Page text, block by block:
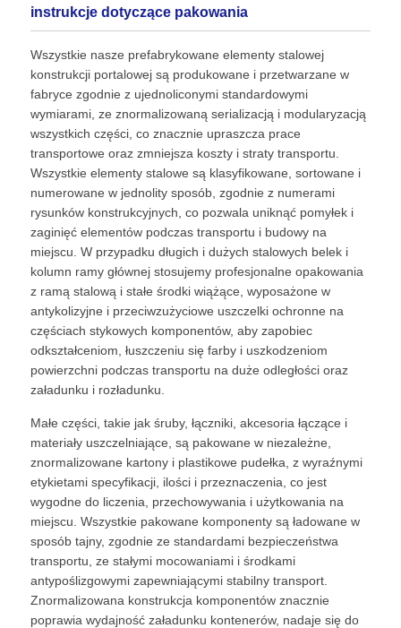
instrukcje dotyczące pakowania
Wszystkie nasze prefabrykowane elementy stalowej
konstrukcji portalowej są produkowane i przetwarzane w
fabryce zgodnie z ujednoliconymi standardowymi
wymiarami, ze znormalizowaną serializacją i modularyzacją
wszystkich części, co znacznie upraszcza prace
transportowe oraz zmniejsza koszty i straty transportu.
Wszystkie elementy stalowe są klasyfikowane, sortowane i
numerowane w jednolity sposób, zgodnie z numerami
rysunków konstrukcyjnych, co pozwala uniknąć pomyłek i
zaginięć elementów podczas transportu i budowy na
miejscu. W przypadku długich i dużych stalowych belek i
kolumn ramy głównej stosujemy profesjonalne opakowania
z ramą stalową i stałe środki wiążące, wyposażone w
antykolizyjne i przeciwzużyciowe uszczelki ochronne na
częściach stykowych komponentów, aby zapobiec
odkształceniom, łuszczeniu się farby i uszkodzeniom
powierzchni podczas transportu na duże odległości oraz
załadunku i rozładunku.
Małe części, takie jak śruby, łączniki, akcesoria łączące i
materiały uszczelniające, są pakowane w niezależne,
znormalizowane kartony i plastikowe pudełka, z wyraźnymi
etykietami specyfikacji, ilości i przeznaczenia, co jest
wygodne do liczenia, przechowywania i użytkowania na
miejscu. Wszystkie pakowane komponenty są ładowane w
sposób tajny, zgodnie ze standardami bezpieczeństwa
transportu, ze stałymi mocowaniami i środkami
antypoślizgowymi zapewniającymi stabilny transport.
Znormalizowana konstrukcja komponentów znacznie
poprawia wydajność załadunku kontenerów, nadaje się do